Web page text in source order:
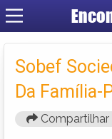
Sobef
Da Família-
Compartilhar